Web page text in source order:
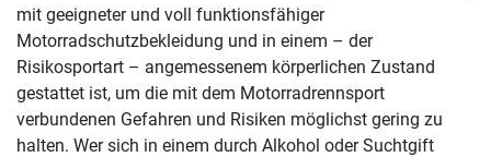
mit geeigneter und voll funktionsfähiger
Motorradschutzbekleidung und in einem – der
Risikosportart – angemessenem körperlichen Zustand
gestattet ist, um die mit dem Motorradrennsport
verbundenen Gefahren und Risiken möglichst gering zu
halten. Wer sich in einem durch Alkohol oder Suchtgift